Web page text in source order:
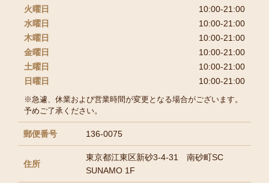
火曜日
10:00-21:00
水曜日
10:00-21:00
木曜日
10:00-21:00
金曜日
10:00-21:00
土曜日
10:00-21:00
日曜日
10:00-21:00
※急遽、休業および営業時間が変更となる場合がございます。
予めご了承ください。
郵便番号 136-0075
住所
東京都江東区新砂3-4-31 南砂町SC
SUNAMO 1F